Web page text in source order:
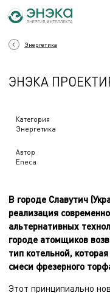
Энергетика
ЭНЭКА
Категория
Энергетика
Автор
Eneca
В городе Славутич
реализация
альтернативных
городе атомщиков
тип котельной,
смеси фрезерного
Этот принципиально